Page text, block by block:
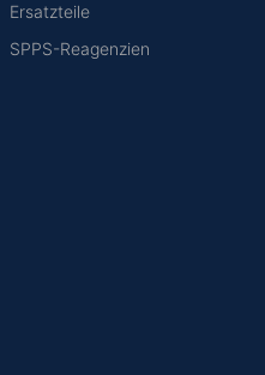
Ersatzteile
SPPS-Reagenzien